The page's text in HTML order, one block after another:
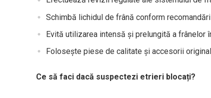
Schimbă lichidul de frână conform
Evită utilizarea intensă și prelungită a frânelor
Folosește piese de calitate și accesorii
Ce să faci dacă suspectezi etrieri blocați?